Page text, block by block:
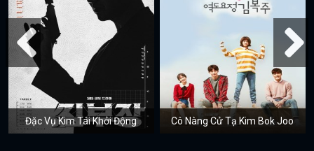
Đặc Vụ Kim Tái Khởi Động Cô Nàng Cử Tạ Kim Bok Joo